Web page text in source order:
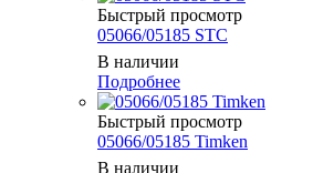
Быстрый просмотр
05066/05185 STC
В наличии
Подробнее
Быстрый просмотр
05066/05185 Timken
В наличии